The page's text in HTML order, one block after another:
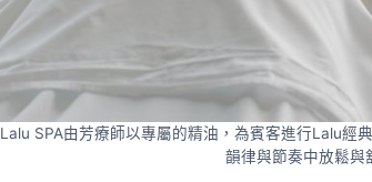
Lalu SPA由芳療師以專屬的精油，為賓客進行Lalu經
韻律與節奏中放鬆與